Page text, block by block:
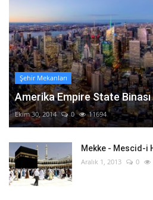
Şehir Mekanları
Amerika Empire State Binası
Ekim 30, 2014 0 11694
Mekke - Mescid-i
Aralık 1, 2013 0